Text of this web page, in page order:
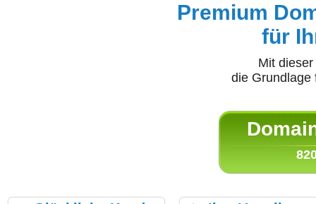
Premium
für
Mit
die